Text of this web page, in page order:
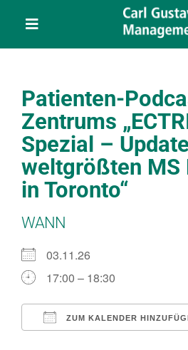
Toggle
Navigation
Über uns
Veranstaltungen
Service
Patienten-
Zentrums
Spezial –
weltgrößten MS
in Toronto“
WANN
03.11.26
17:00 – 18:30
ZUM KALENDER